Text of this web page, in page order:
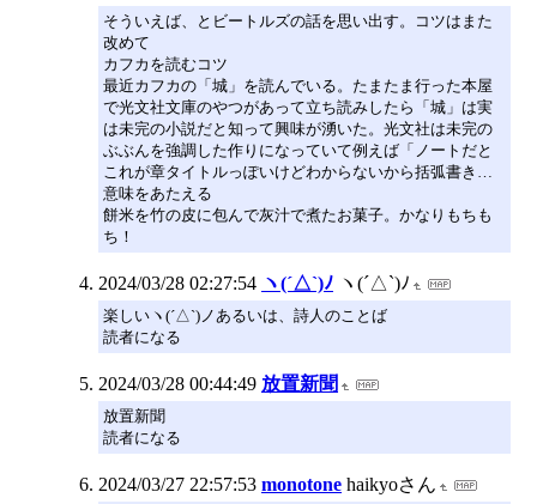
そういえば、とビートルズの話を思い出す。コツはまた
改めて
カフカを読むコツ
最近カフカの「城」を読んでいる。たまたま行った本屋
で光文社文庫のやつがあって立ち読みしたら「城」は実
は未完の小説だと知って興味が湧いた。光文社は未完の
ぶぶんを強調した作りになっていて例えば「ノートだと
これが章タイトルっぽいけどわからないから括弧書き…
意味をあたえる
餅米を竹の皮に包んで灰汁で煮たお菓子。かなりもちも
ち！
2024/03/28 02:27:54 ヽ(´△`)ﾉ ヽ(´△`)ﾉ
楽しいヽ(´△`)ノあるいは、詩人のことば
読者になる
2024/03/28 00:44:49 放置新聞
放置新聞
読者になる
2024/03/27 22:57:53 monotone haikyoさん